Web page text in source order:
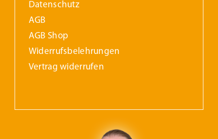
Datenschutz
AGB
AGB Shop
Widerrufs­belehrungen
Vertrag widerrufen